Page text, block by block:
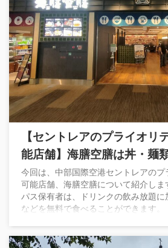
【セントレアのプライオリ
能店舗】海膳空膳は丼・麺
られるフードコート
今回は、中部国際空港セントレアの
可能店舗、海膳空膳について紹介しま
パス保有者は、ドリンクの飲み放題
などを無料で食べることができます。